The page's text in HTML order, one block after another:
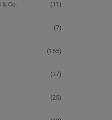
Co. (11)
(7)
(155)
(37)
(25)